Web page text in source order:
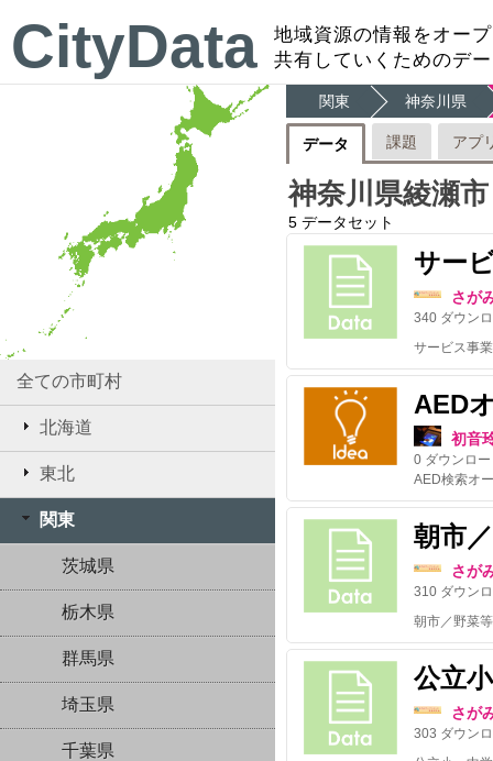
CityData
地域資源の情報をオー
共有していくためのデ
全ての市町村
北海道
東北
関東
茨城県
栃木県
群馬県
埼玉県
千葉県
関東 神奈川県
データ 課題 アプ
神奈川県綾瀬市
5 データセット
サー
さが
340 ダウン
AED
初音
0 ダウンロ
AED検索オ
朝市
さが
310 ダウン
公立
さが
303 ダウン